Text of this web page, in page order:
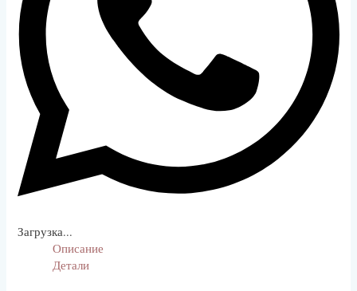
Загрузка...
Описание
Детали